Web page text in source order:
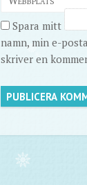
Spara mitt
namn, min e-
skriver en